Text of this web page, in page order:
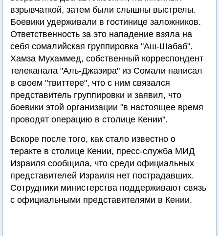
взрывчаткой, затем были слышны выстрелы.
Боевики удерживали в гостинице заложников.
Ответственность за это нападение взяла на
себя сомалийская группировка "Аш-Шабаб".
Хамза Мухаммед, собственный корреспондент
телеканала "Аль-Джазира" из Сомали написал
в своем "твиттере", что с ним связался
представитель группировки и заявил, что
боевики этой организации "в настоящее время
проводят операцию в столице Кении".
Вскоре после того, как стало известно о
теракте в столице Кении, пресс-служба МИД
Израиля сообщила, что среди официальных
представителей Израиля нет пострадавших.
Сотрудники министерства поддерживают связь
с официальными представителями в Кении.